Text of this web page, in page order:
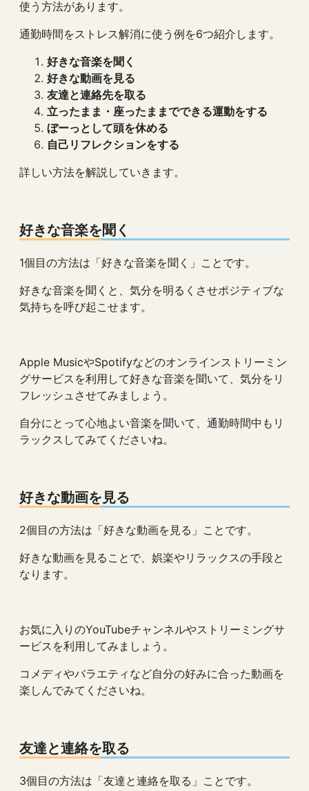
使う方法があります。
通勤時間をストレス解消に使う例を6つ紹介します。
好きな音楽を聞く
好きな動画を見る
友達と連絡先を取る
立ったまま・座ったままでできる運動をする
ぼーっとして頭を休める
自己リフレクションをする
詳しい方法を解説していきます。
好きな音楽を聞く
1個目の方法は「好きな音楽を聞く」ことです。
好きな音楽を聞くと、気分を明るくさせポジティブな
気持ちを呼び起こせます。
Apple MusicやSpotifyなどのオンラインストリーミン
グサービスを利用して好きな音楽を聞いて、気分をリ
フレッシュさせてみましょう。
自分にとって心地よい音楽を聞いて、通勤時間中もリ
ラックスしてみてくださいね。
好きな動画を見る
2個目の方法は「好きな動画を見る」ことです。
好きな動画を見ることで、娯楽やリラックスの手段と
なります。
お気に入りのYouTubeチャンネルやストリーミングサ
ービスを利用してみましょう。
コメディやバラエティなど自分の好みに合った動画を
楽しんでみてくださいね。
友達と連絡を取る
3個目の方法は「友達と連絡を取る」ことです。